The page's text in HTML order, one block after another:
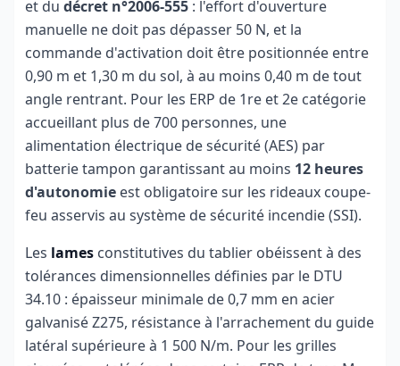
et du décret n°2006-555 : l'effort d'ouverture
manuelle ne doit pas dépasser 50 N, et la
commande d'activation doit être positionnée entre
0,90 m et 1,30 m du sol, à au moins 0,40 m de tout
angle rentrant. Pour les ERP de 1re et 2e catégorie
accueillant plus de 700 personnes, une
alimentation électrique de sécurité (AES) par
batterie tampon garantissant au moins 12 heures
d'autonomie est obligatoire sur les rideaux coupe-
feu asservis au système de sécurité incendie (SSI).
Les lames constitutives du tablier obéissent à des
tolérances dimensionnelles définies par le DTU
34.10 : épaisseur minimale de 0,7 mm en acier
galvanisé Z275, résistance à l'arrachement du guide
latéral supérieure à 1 500 N/m. Pour les grilles